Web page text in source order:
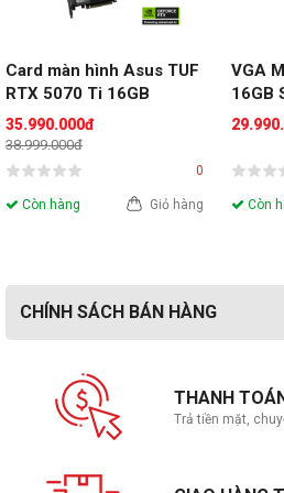
nó cũng giúp bảo vệ linh kiện
mà còn giúp tản nhiệt tốt hơn,
tăng tuổi thọ của linh kiện.
Yêu cầu nguồn cấp đơn giản
Card màn hình Asus TUF
RTX 5070 Ti 16GB
GDDR7 OC
35.990.000đ
38.999.000đ
0
Còn hàng Giỏ hàng
VGA
16GB
Còn
CHÍNH SÁCH BÁN HÀNG
THANH
Trả tiền mặt,